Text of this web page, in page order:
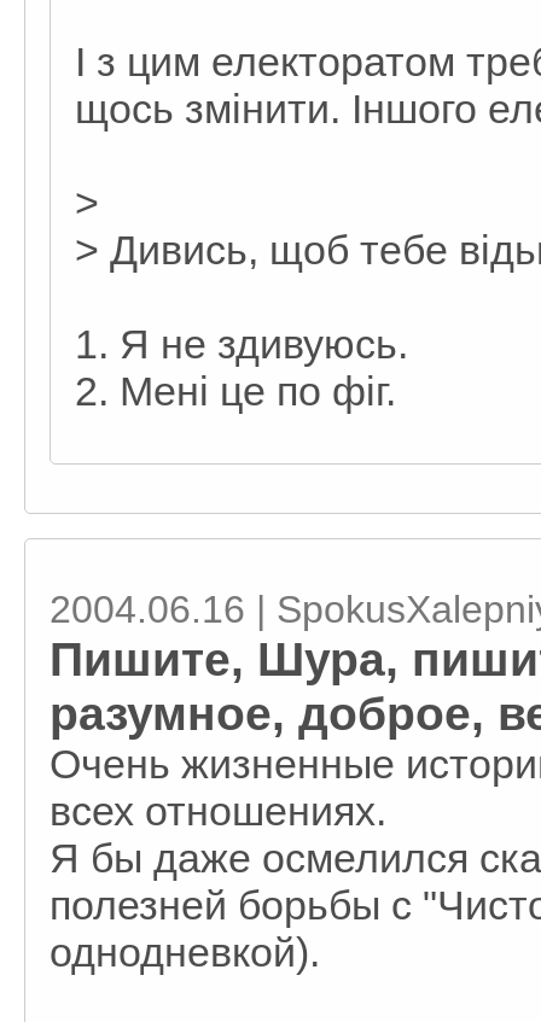
І з цим електоратом
щось змінити. Іншого
>
> Дивись, щоб тебе
1. Я не здивуюсь.
2. Мені це по фіг.
2004.06.16 |
Пишите, Шура,
разумное, доброе,
Очень жизненные
всех отношениях.
Я бы даже осмелился
полезней борьбы с
однодневкой).